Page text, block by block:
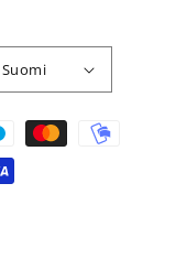
Suomi